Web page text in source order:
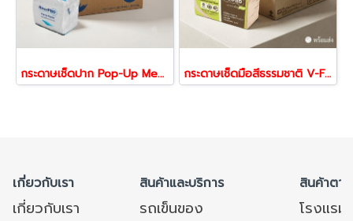
กระดาษเช็ดปาก Pop-Up Medium | กระดาษเช็ดปากแบบดึง 1 แผ่น ใช้งานสะดวก สำหรับร้านอาหาร คาเฟ่ และโรงแรม กระดาษเช็ดมือสีธรรมชาติ V-Fold 2 ชั้น | กระดาษเช็ดมือแบบแผ่น ซึมซับดี สำหรับร้านอาหาร โรงแรม โรงงาน
เกี่ยวกับเรา สินค้าและบริการ สินค้าตา
เกี่ยวกับเรา รถเข็นของ
โรงแร